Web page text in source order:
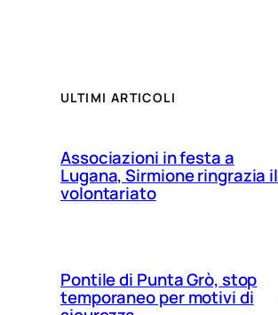
ULTIMI ARTICOLI
Associazioni in festa a
Lugana, Sirmione ringrazia il
volontariato
Pontile di Punta Grò, stop
temporaneo per motivi di